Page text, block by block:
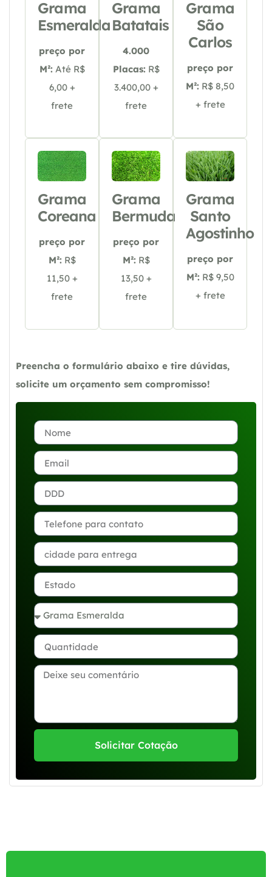
Grama
Esmeralda
preço por
M²: Até R$
6,00 +
frete
Grama
Batatais
4.000
Placas: R$
3.400,00 +
frete
Grama
São
Carlos
preço por
M²: R$ 8,50
+ frete
Grama
Coreana
preço por
M²: R$
11,50 +
frete
Grama
Bermuda
preço por
M²: R$
13,50 +
frete
Grama
Santo
Agostinho
preço por
M²: R$ 9,50
+ frete
Preencha o formulário abaixo e tire dúvidas,
solicite um orçamento sem compromisso!
Solicitar Cotação